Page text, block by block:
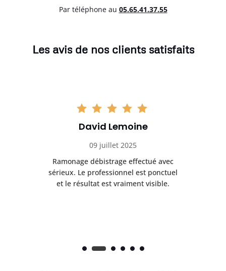
Par téléphone au 05.65.41.37.55
Les avis de nos clients satisfaits
David Lemoine
09 juillet 2025
Ramonage débistrage effectué avec
sérieux. Le professionnel est ponctuel
et le résultat est vraiment visible.